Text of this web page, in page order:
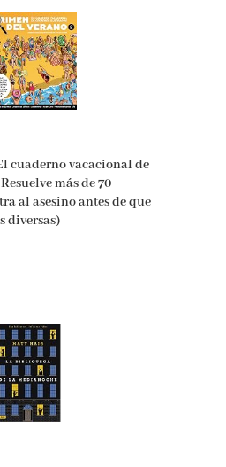
cuaderno vacacional de
más de 70
al asesino antes de que
diversas)